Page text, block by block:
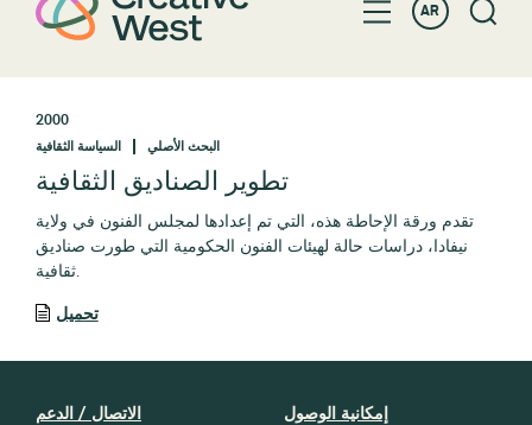
AR
2000
السياسة الثقافية
البحث الأصلي
تطوير الصناديق الثقافية
تقدم ورقة الإحاطة هذه، التي تم إعدادها لمجلس الفنون في ولاية
نيفادا، دراسات حالة لهيئات الفنون الحكومية التي طورت صناديق
ثقافية.
تحميل
الاتصال / الدعم إمكانية الوصول